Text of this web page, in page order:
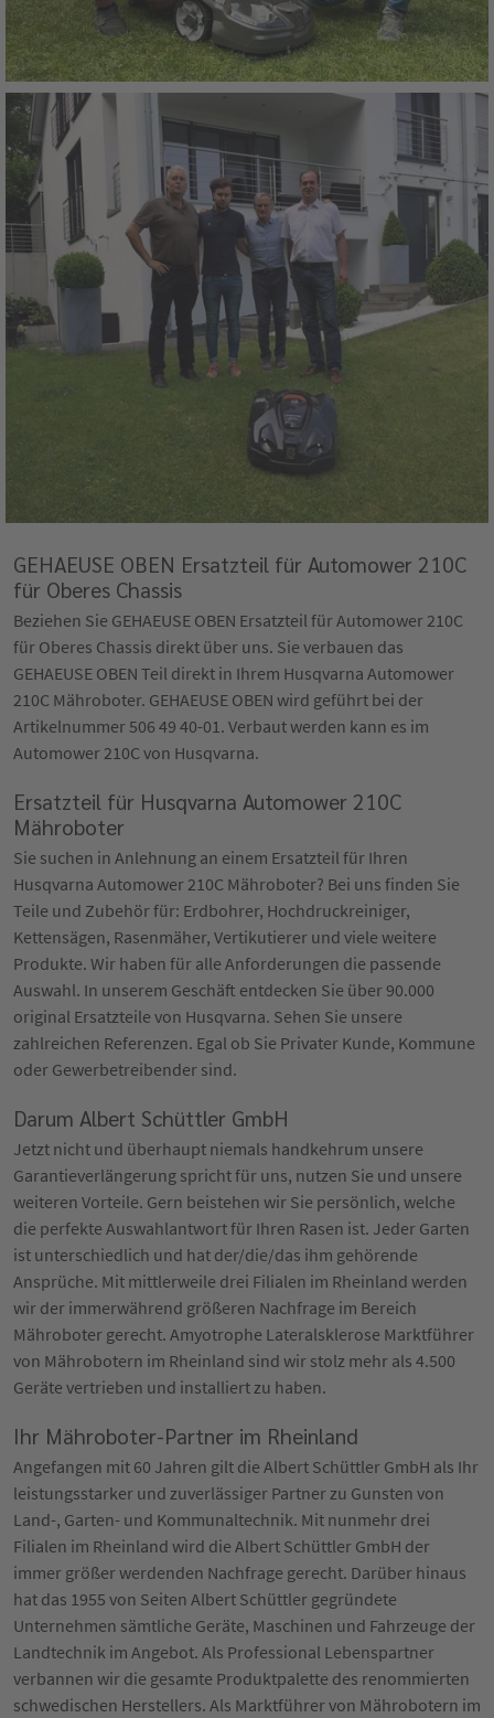
GEHAEUSE OBEN Ersatzteil für Automower 210C
für Oberes Chassis
Beziehen Sie GEHAEUSE OBEN Ersatzteil für Automower 210C
für Oberes Chassis direkt über uns. Sie verbauen das
GEHAEUSE OBEN Teil direkt in Ihrem Husqvarna Automower
210C Mähroboter. GEHAEUSE OBEN wird geführt bei der
Artikelnummer 506 49 40-01. Verbaut werden kann es im
Automower 210C von Husqvarna.
Ersatzteil für Husqvarna Automower 210C
Mähroboter
Sie suchen in Anlehnung an einem Ersatzteil für Ihren
Husqvarna Automower 210C Mähroboter? Bei uns finden Sie
Teile und Zubehör für: Erdbohrer, Hochdruckreiniger,
Kettensägen, Rasenmäher, Vertikutierer und viele weitere
Produkte. Wir haben für alle Anforderungen die passende
Auswahl. In unserem Geschäft entdecken Sie über 90.000
original Ersatzteile von Husqvarna. Sehen Sie unsere
zahlreichen Referenzen. Egal ob Sie Privater Kunde, Kommune
oder Gewerbetreibender sind.
Darum Albert Schüttler GmbH
Jetzt nicht und überhaupt niemals handkehrum unsere
Garantieverlängerung spricht für uns, nutzen Sie und unsere
weiteren Vorteile. Gern beistehen wir Sie persönlich, welche
die perfekte Auswahlantwort für Ihren Rasen ist. Jeder Garten
ist unterschiedlich und hat der/die/das ihm gehörende
Ansprüche. Mit mittlerweile drei Filialen im Rheinland werden
wir der immerwährend größeren Nachfrage im Bereich
Mähroboter gerecht. Amyotrophe Lateralsklerose Marktführer
von Mährobotern im Rheinland sind wir stolz mehr als 4.500
Geräte vertrieben und installiert zu haben.
Ihr Mähroboter-Partner im Rheinland
Angefangen mit 60 Jahren gilt die Albert Schüttler GmbH als Ihr
leistungsstarker und zuverlässiger Partner zu Gunsten von
Land-, Garten- und Kommunaltechnik. Mit nunmehr drei
Filialen im Rheinland wird die Albert Schüttler GmbH der
immer größer werdenden Nachfrage gerecht. Darüber hinaus
hat das 1955 von Seiten Albert Schüttler gegründete
Unternehmen sämtliche Geräte, Maschinen und Fahrzeuge der
Landtechnik im Angebot. Als Professional Lebenspartner
verbannen wir die gesamte Produktpalette des renommierten
schwedischen Herstellers. Als Marktführer von Mährobotern im